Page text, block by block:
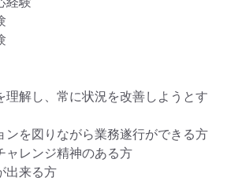
解し、常に状況を改善しようとす
を図りながら業務遂行ができる方
レンジ精神のある方
出来る方